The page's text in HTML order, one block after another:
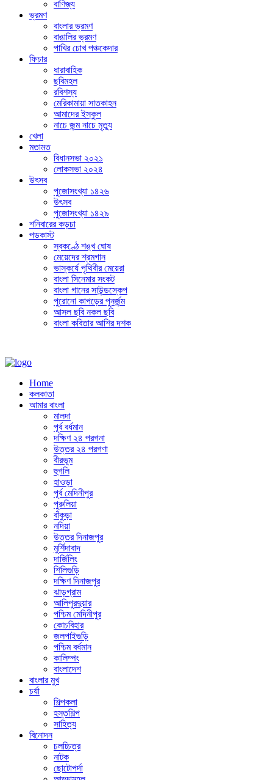
বাণিজ্য
ভ্রমণ
বাংলার ভ্রমণ
বাঙালির ভ্রমণ
পাখির চোখ পঞ্চকেদার
ফিচার
ধারাবাহিক
ছবিমহল
রবিশস্য
মেরিকামায়া সাতকাহন
আমাদের ইস্কুল
নাচে জন্ম নাচে মৃত্যু
খেলা
মতামত
বিধানসভা ২০২১
লোকসভা ২০২৪
উৎসব
পুজোসংখ্যা ১৪২৬
উৎসব
পুজোসংখ্যা ১৪২৯
শনিবারের কড়চা
পডকাস্ট
স্বকণ্ঠে শঙ্খ ঘোষ
মেয়েদের শ্রমগান
ভাস্কর্যে পৃথিবীর মেয়েরা
বাংলা সিনেমার সংকট
বাংলা গানের সাউন্ডস্কেপ
পুরোনো কাপড়ের পুনর্জন্ম
আসল ছবি নকল ছবি
বাংলা কবিতার আশির দশক
Home
কলকাতা
আমার বাংলা
মালদা
পূর্ব বর্ধমান
দক্ষিণ ২৪ পরগনা
উত্তর ২৪ পরগণা
বীরভূম
হুগলি
হাওড়া
পূর্ব মেদিনীপুর
পুরুলিয়া
বাঁকুড়া
নদিয়া
উত্তর দিনাজপুর
মুর্শিদাবাদ
দার্জিলিং
শিলিগুড়ি
দক্ষিণ দিনাজপুর
ঝাড়গ্রাম
আলিপুরদুয়ার
পশ্চিম মেদিনীপুর
কোচবিহার
জলপাইগুড়ি
পশ্চিম বর্ধমান
কালিম্পং
বাংলাদেশ
বাংলার মুখ
চর্যা
শিল্পকলা
হস্তশিল্প
সাহিত্য
বিনোদন
চলচ্চিত্র
নাটক
ছোটোপর্দা